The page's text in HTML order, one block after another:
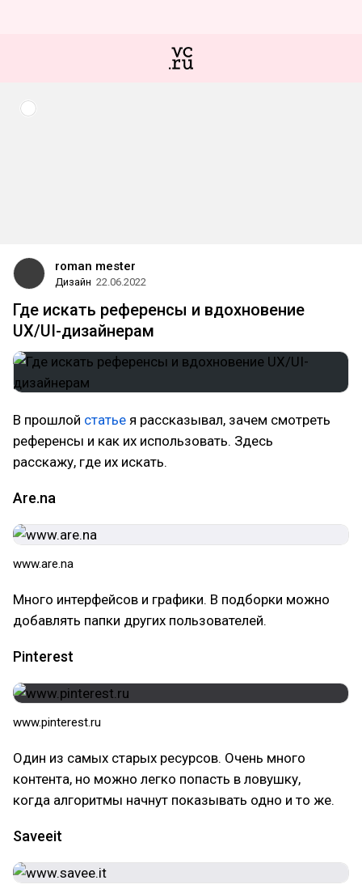
roman mester
Дизайн 22.06.2022
Где искать референсы и вдохновение
UX/UI-дизайнерам
В прошлой статье я рассказывал, зачем смотреть
референсы и как их использовать. Здесь
расскажу, где их искать.
Аre.na
www.are.na
Много интерфейсов и графики. В подборки можно
добавлять папки других пользователей.
Pinterest
www.pinterest.ru
Один из самых старых ресурсов. Очень много
контента, но можно легко попасть в ловушку,
когда алгоритмы начнут показывать одно и то же.
Saveeit